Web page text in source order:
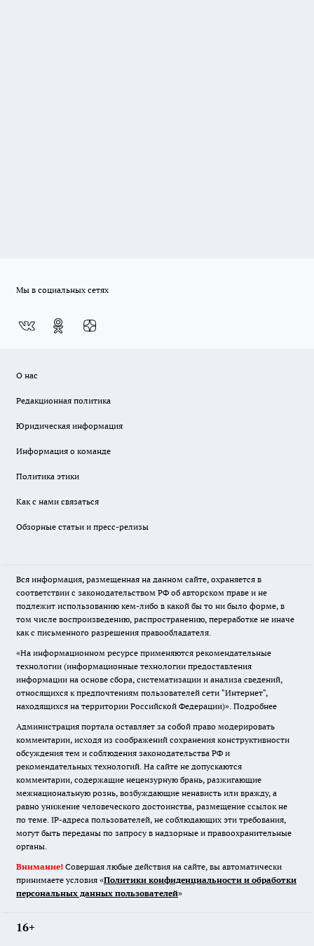
Мы в социальных сетях
О нас
Редакционная политика
Юридическая информация
Информация о команде
Политика этики
Как с нами связаться
Обзорные статьи и пресс-релизы
Вся информация, размещенная на данном сайте, охраняется в
соответствии с законодательством РФ об авторском праве и не
подлежит использованию кем-либо в какой бы то ни было форме, в
том числе воспроизведению, распространению, переработке не иначе
как с письменного разрешения правообладателя.
«На информационном ресурсе применяются рекомендательные
технологии (информационные технологии предоставления
информации на основе сбора, систематизации и анализа сведений,
относящихся к предпочтениям пользователей сети "Интернет",
находящихся на территории Российской Федерации)». Подробнее
Администрация портала оставляет за собой право модерировать
комментарии, исходя из соображений сохранения конструктивности
обсуждения тем и соблюдения законодательства РФ и
рекомендательных технологий. На сайте не допускаются
комментарии, содержащие нецензурную брань, разжигающие
межнациональную рознь, возбуждающие ненависть или вражду, а
равно унижение человеческого достоинства, размещение ссылок не
по теме. IP-адреса пользователей, не соблюдающих эти требования,
могут быть переданы по запросу в надзорные и правоохранительные
органы.
Внимание! Совершая любые действия на сайте, вы автоматически
принимаете условия «Политики конфиденциальности и обработки
персональных данных пользователей»
16+